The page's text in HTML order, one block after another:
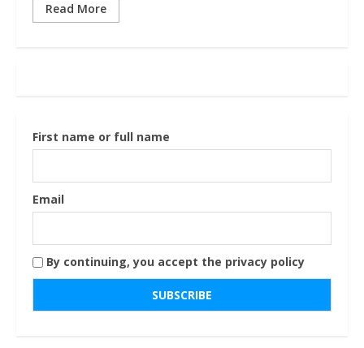
Read More
First name or full name
Email
By continuing, you accept the privacy policy